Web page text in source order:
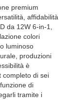
premium
affidabilità
da 12W 6-in-1,
colori
luminoso
produzioni
è
completo di sei
di
tramite i